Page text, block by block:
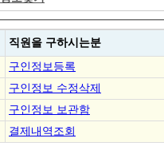
직원을 구하시는분
구인정보등록
구인정보 수정삭제
구인정보 보관함
결제내역조회